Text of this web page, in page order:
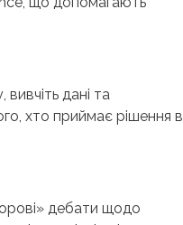
дані та
хто приймає рішення в
дебати щодо